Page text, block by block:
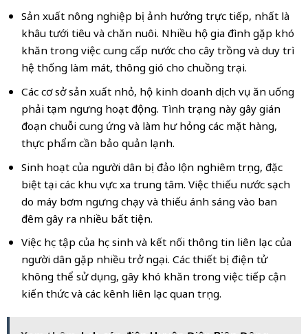
Sản xuất nông nghiệp bị ảnh hưởng trực tiếp, nhất là
khâu tưới tiêu và chăn nuôi. Nhiều hộ gia đình gặp khó
khăn trong việc cung cấp nước cho cây trồng và duy trì
hệ thống làm mát, thông gió cho chuồng trại.
Các cơ sở sản xuất nhỏ, hộ kinh doanh dịch vụ ăn uống
phải tạm ngưng hoạt động. Tình trạng này gây gián
đoạn chuỗi cung ứng và làm hư hỏng các mặt hàng,
thực phẩm cần bảo quản lạnh.
Sinh hoạt của người dân bị đảo lộn nghiêm trọng, đặc
biệt tại các khu vực xa trung tâm. Việc thiếu nước sạch
do máy bơm ngưng chạy và thiếu ánh sáng vào ban
đêm gây ra nhiều bất tiện.
Việc học tập của học sinh và kết nối thông tin liên lạc của
người dân gặp nhiều trở ngại. Các thiết bị điện tử
không thể sử dụng, gây khó khăn trong việc tiếp cận
kiến thức và các kênh liên lạc quan trọng.